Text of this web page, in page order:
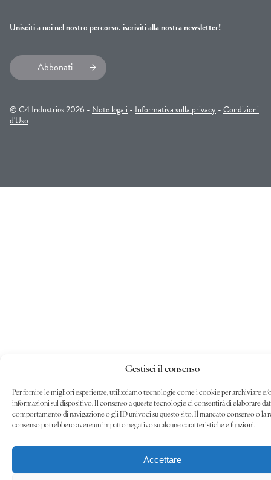
Gestisci il consenso
Per fornire le migliori esperienze, utilizziamo tecnologie come i cookie per archiviare e/
informazioni sul dispositivo. Il consenso a queste tecnologie ci consentirà di elaborare
comportamento di navigazione o gli ID univoci su questo sito. Il mancato consenso o la
consenso potrebbero avere un impatto negativo su alcune caratteristiche e funzioni.
Accettare
C4 IC4 Industries riunisce Maison Lelièvre, la Faïencerie
Unisciti a noi nel nostro percorso: iscriviti alla nostra newsletter!
Abbonati
© C4 Industries 2026 - Note legali - Informativa sulla privacy-Condizioni
d'Uso